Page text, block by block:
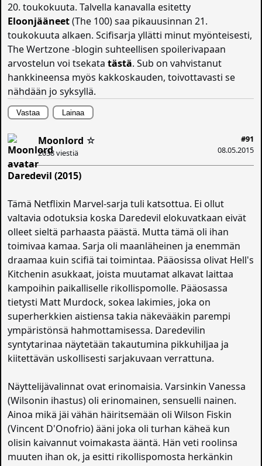
20. toukokuuta. Talvella kanavalla esitetty
Eloonjääneet(The 100) saa pikauusinnan 21.
toukokuuta alkaen. Scifisarja yllätti minut myönteisesti,
The Wertzone -blogin suhteellisen spoilerivapaan
arvostelun voi tsekatatästä. Sub on vahvistanut
hankkineensa myös kakkoskauden, toivottavasti se
nähdään jo syksyllä.
Vastaa Lainaa
#91
08.05.2015
Moonlord ☆
2038 viestiä
Daredevil (2015)
Tämä Netflixin Marvel-sarja tuli katsottua. Ei ollut
valtavia odotuksia koska Daredevil elokuvatkaan eivät
olleet sieltä parhaasta päästä. Mutta tämä oli ihan
toimivaa kamaa. Sarja oli maanläheinen ja enemmän
draamaa kuin scifiä tai toimintaa. Pääosissa olivat Hell's
Kitchenin asukkaat, joista muutamat alkavat laittaa
kampoihin paikalliselle rikollispomolle. Pääosassa
tietysti Matt Murdock, sokea lakimies, joka on
superherkkien aistiensa takia näkevääkin parempi
ympäristönsä hahmottamisessa. Daredevilin
syntytarinaa näytetään takautumina pikkuhiljaa ja
kiitettävän uskollisesti sarjakuvaan verrattuna.
Näyttelijävalinnat ovat erinomaisia. Varsinkin Vanessa
(Wilsonin ihastus) oli erinomainen, sensuelli nainen.
Ainoa mikä jäi vähän häiritsemään oli Wilson Fiskin
(Vincent D'Onofrio) ääni joka oli turhan käheä kun
olisin kaivannut voimakasta ääntä. Hän veti roolinsa
muuten ihan ok, ja esitti rikollispomosta herkänkin